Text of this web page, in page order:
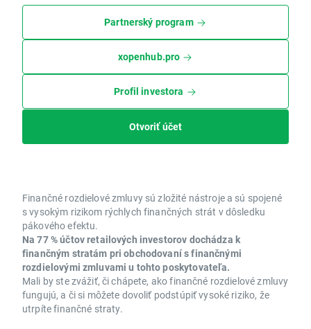
Partnerský program
xopenhub.pro
Profil investora
Otvoriť účet
Finančné rozdielové zmluvy sú zložité nástroje a sú spojené
s vysokým rizikom rýchlych finančných strát v dôsledku
pákového efektu.
Na 77 % účtov retailových investorov dochádza k
finančným stratám pri obchodovaní s finančnými
rozdielovými zmluvami u tohto poskytovateľa.
Mali by ste zvážiť, či chápete, ako finančné rozdielové zmluvy
fungujú, a či si môžete dovoliť podstúpiť vysoké riziko, že
utrpíte finančné straty.